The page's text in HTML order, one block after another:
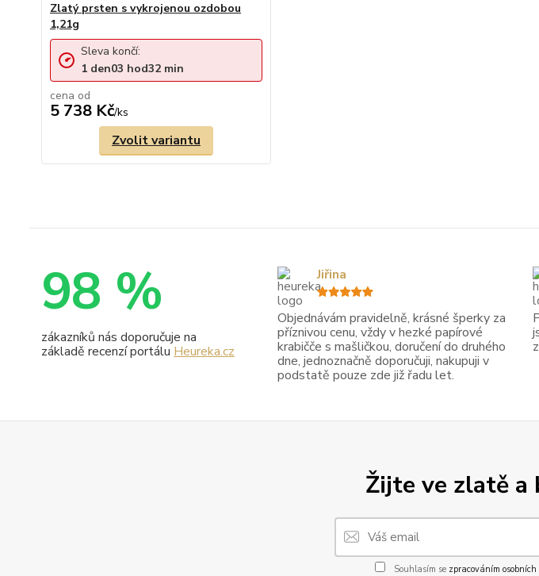
Zlatý prsten s vykrojenou ozdobou
1,21g
cena od
5 738 Kč/ks
Sleva končí:
1 den03 hod32 min
Zvolit variantu
Žijte ve zlatě a
Souhlasím se zpracováním
98 %
zákazníků nás doporučuje na
základě recenzí portálu Heureka.cz
Objednávám pravidelně, krásné šperky za
příznivou cenu, vždy v hezké papírové
krabičče s mašličkou, doručení do druhého
dne, jednoznačně doporučuji, nakupuji v
podstatě pouze zde již řadu let.
Jiřina